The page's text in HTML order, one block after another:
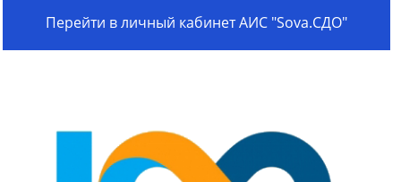
Перейти в личный кабинет АИС "Sova.СДО"